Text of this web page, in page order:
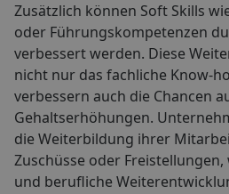
Zusätzlich können Soft Skills
oder Führungskompetenzen
verbessert werden. Diese
nicht nur das fachliche Know-
verbessern auch die Chancen
Gehaltserhöhungen.
die Weiterbildung ihrer
Zuschüsse oder
und berufliche